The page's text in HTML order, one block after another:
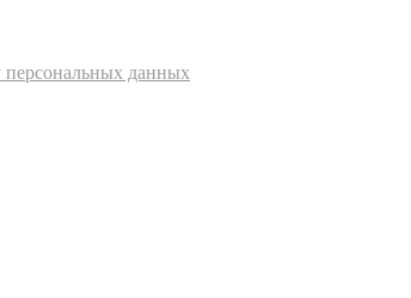
персональных данных